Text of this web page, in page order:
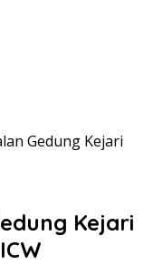
Gedung Kejari
Kejari